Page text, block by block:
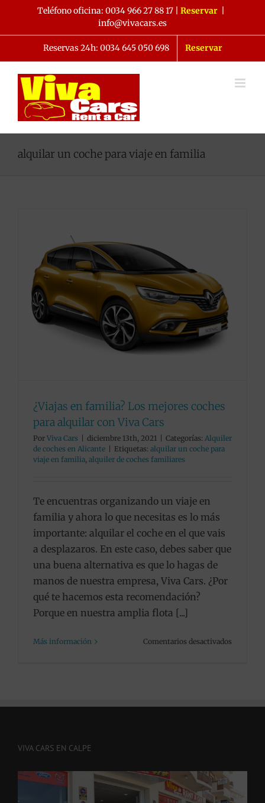
contenido
Teléfono oficina: 0034 966 27 88 17| Reservar
info@vivacars.es
Reservas 24h: 0034 645 050 698 Reservar
alquilar un coche para viaje en familia
¿Viajas en familia? Los mejores coches
para alquilar con Viva Cars
Por Viva Cars diciembre 13th, 2021 Categorías: Alquiler
de coches en Alicante
Etiquetas: alquilar un coche para
viaje en familia, alquiler de coches familiares
Te encuentras organizando un viaje en
familia y ahora lo que necesitas es lo más
importante: alquilar el coche en el que vais
a desplazaros. En este caso, debes saber que
una buena alternativa es que lo hagas de
manos de nuestra empresa, Viva Cars. ¿Por
qué te hacemos esta recomendación?
Porque en nuestra amplia flota [...]
Más información Comentarios desactivados
Cars
VIVA CARS EN CALPE